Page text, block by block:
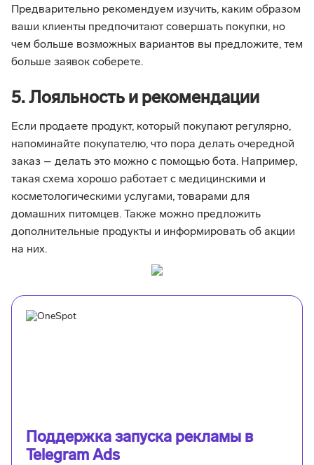
Предварительно рекомендуем изучить, каким образом
ваши клиенты предпочитают совершать покупки, но
чем больше возможных вариантов вы предложите, тем
больше заявок соберете.
5. Лояльность и рекомендации
Если продаете продукт, который покупают регулярно,
напоминайте покупателю, что пора делать очередной
заказ – делать это можно с помощью бота. Например,
такая схема хорошо работает с медицинскими и
косметологическими услугами, товарами для
домашних питомцев. Также можно предложить
дополнительные продукты и информировать об акции
на них.
Поддержка запуска рекламы в
Telegram Ads